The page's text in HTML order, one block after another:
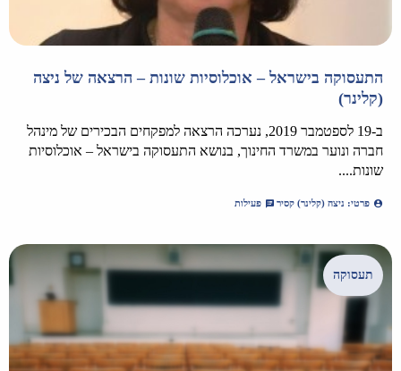
התעסוקה בישראל – אוכלוסיות שונות – הרצאה של ניצה
(קלינר)
ב-19 לספטמבר 2019, נערכה הרצאה למפקחים הבכירים של מינהל
חברה ונוער במשרד החינוך, בנושא התעסוקה בישראל – אוכלוסיות
שונות....
פרטי: ניצה (קלינר) קסיר פעילות
תעסוקה